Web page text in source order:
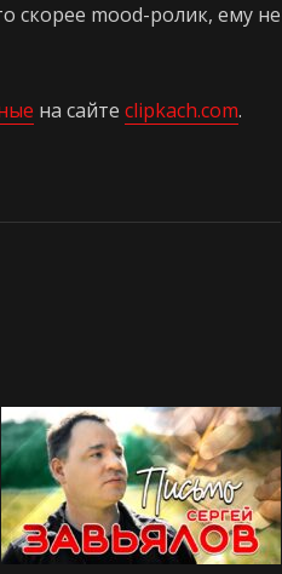
скорее mood-ролик, ему не
на сайте clipkach.com.